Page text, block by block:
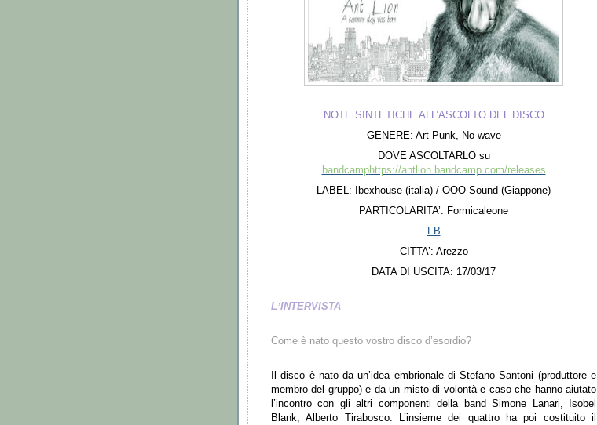
NOTE SINTETICHE ALL’ASCOLTO DEL DISCO
GENERE: Art Punk, No wave
DOVE ASCOLTARLO su
bandcamphttps://antlion.bandcamp.com/releases
LABEL: Ibexhouse (italia) / OOO Sound (Giappone)
PARTICOLARITA’: Formicaleone
FB
CITTA’: Arezzo
DATA DI USCITA: 17/03/17
L’INTERVISTA
Come è nato questo vostro disco d’esordio?
Il disco è nato da un’idea embrionale di Stefano Santoni (produttore e
membro del gruppo) e da un misto di volontà e caso che hanno aiutato
’incontro con gli altri componenti della band Simone Lanari, Isobel
Blank, Alberto Tirabosco. L’insieme dei quattro ha poi costituito il